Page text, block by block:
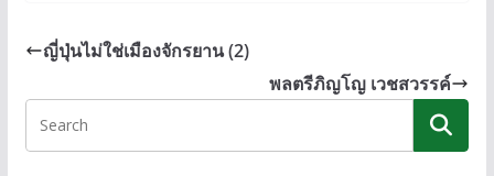
b
o
k
e
g
er
y
n
k
ญี่ปุ่นไม่ใช่เมืองจักรยาน (2)
พลตรีภิญโญ เวชสวรรค์